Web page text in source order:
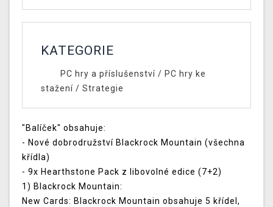
KATEGORIE
PC hry a příslušenství/ PC hry ke
stažení / Strategie
"Balíček" obsahuje:
- Nové dobrodružství Blackrock Mountain (všechna
křídla)
- 9x Hearthstone Pack z libovolné edice (7+2)
1) Blackrock Mountain:
New Cards: Blackrock Mountain obsahuje 5 křídel,